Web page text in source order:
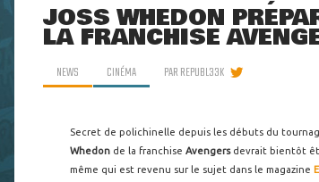
JOSS WHEDON
LA FRANCHISE
NEWS CINÉMA PARREPUBL33K
Secret de polichinelle depuis les débuts du
Whedon de la franchise Avengersdevrait bientôt
même qui est revenu sur le sujet dans le magazine